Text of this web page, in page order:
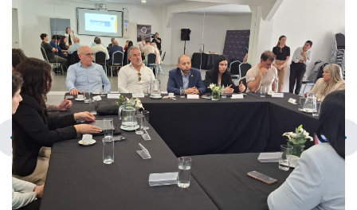
chevron_left navigate_next